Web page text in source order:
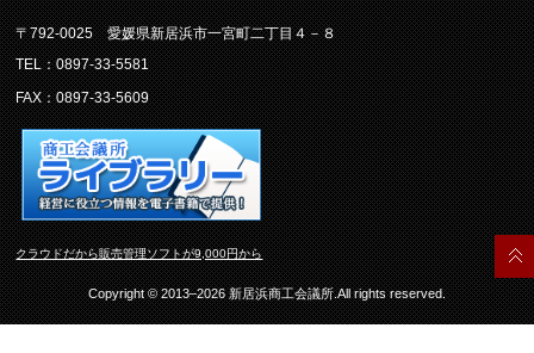
〒792-0025 愛媛県新居浜市一宮町二丁目４－８
TEL：0897-33-5581
FAX：0897-33-5609
クラウドだから販売管理ソフトが9,000円から
Copyright © 2013–2026 新居浜商工会議所.All rights reserved.